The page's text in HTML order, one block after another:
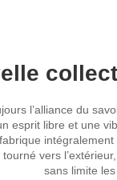
l’alliance du
esprit libre et une
vers
sans limite